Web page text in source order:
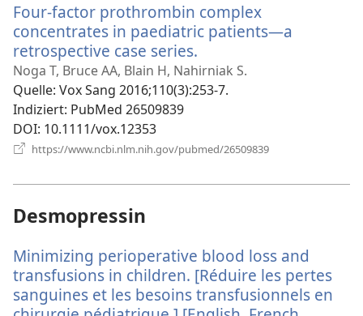
Four-factor prothrombin complex
concentrates in paediatric patients—a
retrospective case series.
neues
Fenster)
Noga T, Bruce AA, Blain H, Nahirniak S.
Quelle‎: Vox Sang 2016;110(3):253-7.
Indiziert‎: PubMed 26509839
DOI‎: 10.1111/vox.12353
https://www.ncbi.nlm.nih.gov/pubmed/26509839
Desmopressin
Minimizing perioperative blood loss and
transfusions in children. [Réduire les pertes
sanguines et les besoins transfusionnels en